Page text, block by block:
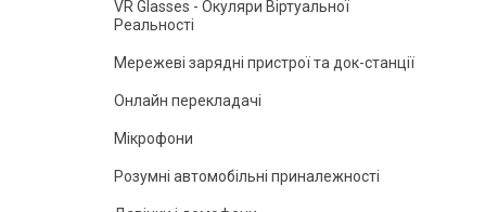
VR Glasses - Окуляри Віртуальної
Реальності
Мережеві зарядні пристрої та док-станції
Онлайн перекладачі
Мікрофони
Розумні автомобільні приналежності